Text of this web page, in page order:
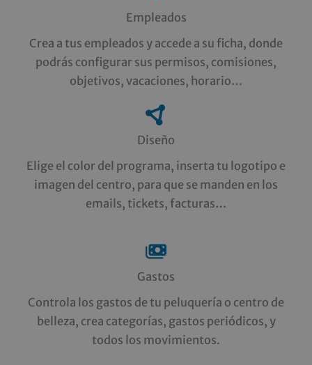
Empleados
Crea a tus empleados y accede a su ficha, donde
podrás configurar sus permisos, comisiones,
objetivos, vacaciones, horario…
Diseño
Elige el color del programa, inserta tu logotipo e
imagen del centro, para que se manden en los
emails, tickets, facturas…
Gastos
Controla los gastos de tu peluquería o centro de
belleza, crea categorías, gastos periódicos, y
todos los movimientos.